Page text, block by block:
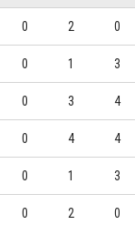
0 2 0
0 1 3
0 3 4
0 4 4
0 1 3
0 2 0